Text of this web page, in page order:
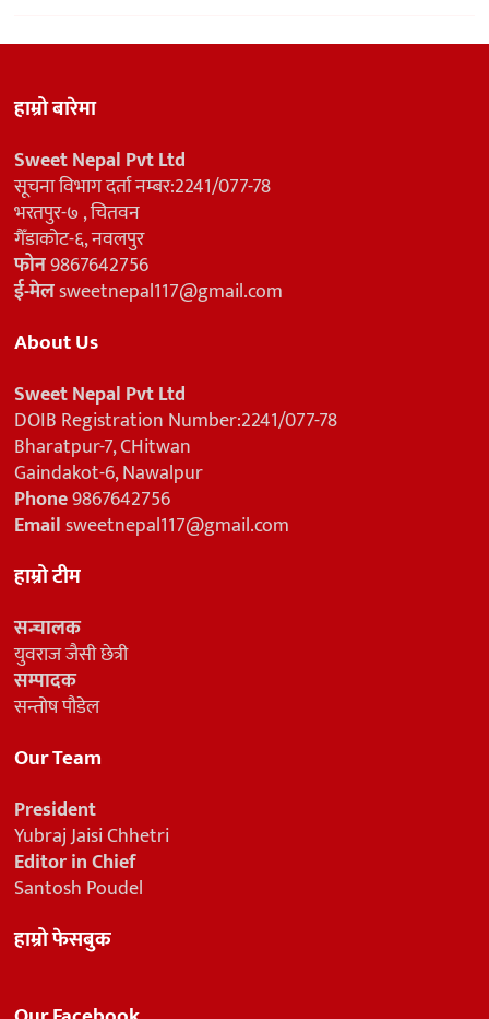
हाम्रो बारेमा
Sweet Nepal Pvt Ltd
सूचना विभाग दर्ता नम्बर:2241/077-78
भरतपुर-७ , चितवन
गैँडाकोट-६, नवलपुर
फोन9867642756
ई-मेलsweetnepal117@gmail.com
About Us
Sweet Nepal Pvt Ltd
DOIB Registration Number:2241/077-78
Bharatpur-7, CHitwan
Gaindakot-6, Nawalpur
Phone9867642756
Emailsweetnepal117@gmail.com
हाम्रो टीम
सन्चालक
युवराज जैसी छेत्री
सम्पादक
सन्तोष पौडेल
Our Team
President
Yubraj Jaisi Chhetri
Editor in Chief
Santosh Poudel
हाम्रो फेसबुक